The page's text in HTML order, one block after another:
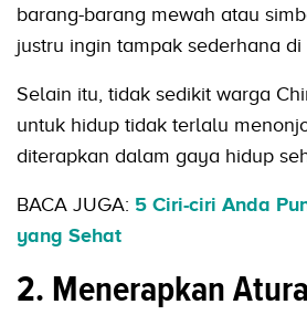
barang-barang mewah atau
justru ingin tampak sederhana di
Selain itu, tidak sedikit warga
untuk hidup tidak terlalu
diterapkan dalam gaya hidup
BACA JUGA: 5 Ciri-ciri Anda
yang Sehat
2. Menerapkan